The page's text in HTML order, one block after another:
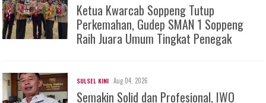
Ketua Kwarcab Soppeng Tutup
Perkemahan, Gudep SMAN 1 Soppeng
Raih Juara Umum Tingkat Penegak
SULSEL KINI Aug 04, 2026
Semakin Solid dan Profesional, IWO